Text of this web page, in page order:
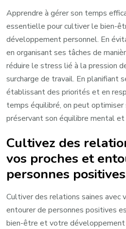
Apprendre à gérer son temps
essentielle pour cultiver le bien-
développement personnel. En
en organisant ses tâches de
réduire le stress lié à la pression
surcharge de travail. En planifiant
établissant des priorités et en
temps équilibré, on peut
préservant son équilibre mental
Cultivez des
vos proches et
personnes
Cultiver des relations saines avec
entourer de personnes positives
bien-être et votre développement